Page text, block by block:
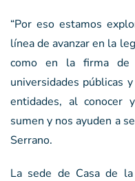
“Por eso estamos
línea de avanzar en la
como en la firma de
universidades públicas
entidades, al conocer
sumen y nos ayuden a
Serrano.
La sede de Casa de